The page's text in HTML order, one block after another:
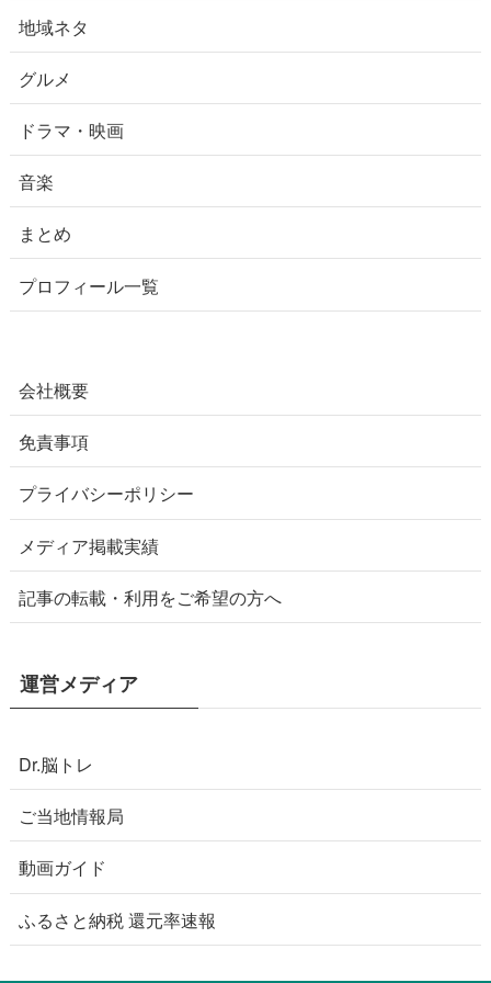
地域ネタ
グルメ
ドラマ・映画
音楽
まとめ
プロフィール一覧
会社概要
免責事項
プライバシーポリシー
メディア掲載実績
記事の転載・利用をご希望の方へ
運営メディア
Dr.脳トレ
ご当地情報局
動画ガイド
ふるさと納税 還元率速報